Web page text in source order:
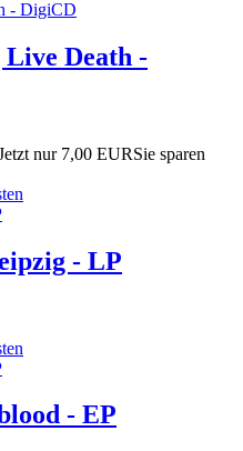
Death -
nur 7,00 EURSie sparen
- LP
- EP